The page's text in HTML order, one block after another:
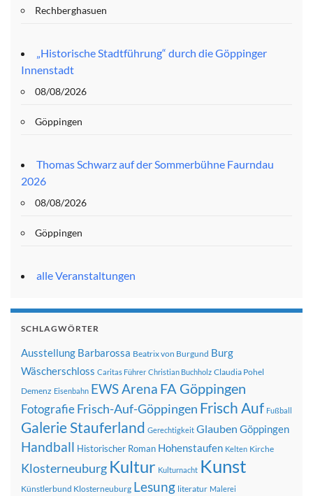
Rechberghasuen
„Historische Stadtführung“ durch die Göppinger
Innenstadt
08/08/2026
Göppingen
Thomas Schwarz auf der Sommerbühne Faurndau
2026
08/08/2026
Göppingen
alle Veranstaltungen
SCHLAGWÖRTER
Ausstellung Barbarossa Beatrix von Burgund Burg
Wäscherschloss Caritas Führer Christian Buchholz Claudia Pohel
Demenz Eisenbahn EWS Arena FA Göppingen
FotografieFrisch-Auf-Göppingen Frisch Auf Fußball
Galerie Stauferland Gerechtigkeit Glauben Göppingen
Handball Historischer Roman Hohenstaufen Kelten Kirche
Klosterneuburg Kultur Kulturnacht Kunst
Künstlerbund Klosterneuburg Lesung literatur Malerei